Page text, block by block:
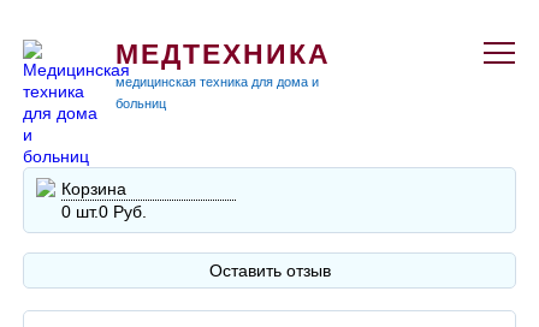
МЕДТЕХНИКА
медицинская техника для дома и
больниц
Корзина
0 шт.0 Руб.
Оставить отзыв